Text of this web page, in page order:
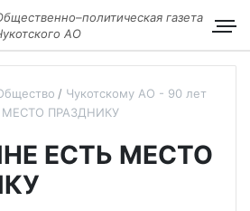
газета
АО
Чукотскому АО - 90 лет
ПРАЗДНИКУ
ЕСТЬ МЕСТО